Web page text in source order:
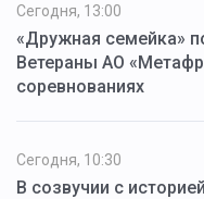
Сегодня, 13:00
«Дружная семейка»
Ветераны АО
соревнованиях
Сегодня, 10:30
В созвучии с